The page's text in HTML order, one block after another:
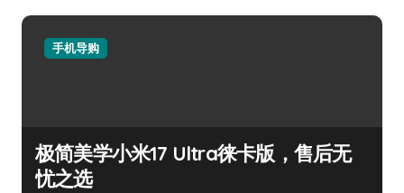
手机导购
极简美学小米17 Ultra徕卡版，售后无
忧之选